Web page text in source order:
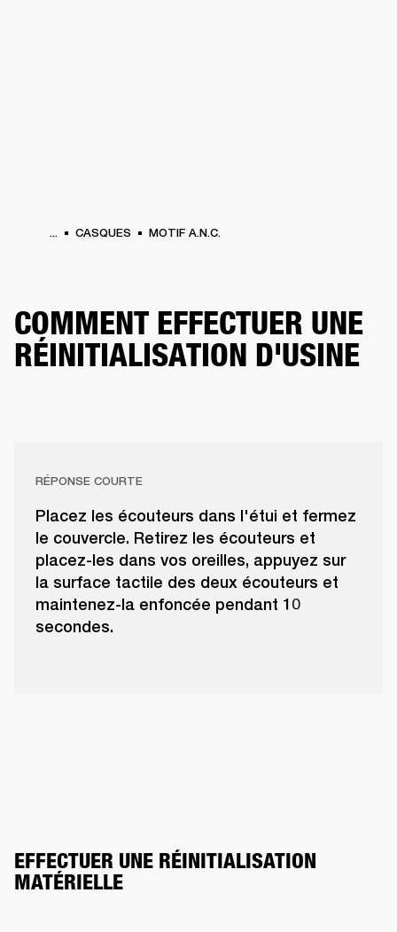
... CASQUES MOTIF A.N.C.
COMMENT EFFECTUER UNE
RÉINITIALISATION D'USINE
RÉPONSE COURTE
Placez les écouteurs dans l'étui et fermez
le couvercle. Retirez les écouteurs et
placez-les dans vos oreilles, appuyez sur
la surface tactile des deux écouteurs et
maintenez-la enfoncée pendant 10
secondes.
EFFECTUER UNE RÉINITIALISATION
MATÉRIELLE